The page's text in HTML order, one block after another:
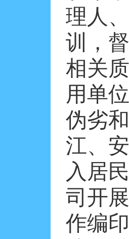
理人
训，
相关
用单
伪劣
江、
入居
司开
作编